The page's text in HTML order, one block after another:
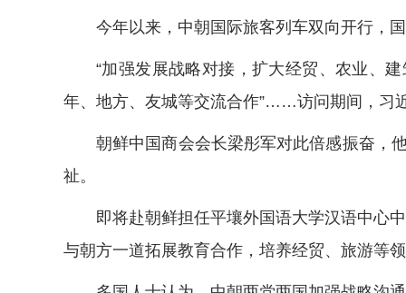
今年以来，中朝国际旅客列车双向开行，国
“加强发展战略对接，扩大经贸、农业、建
年、地方、友城等交流合作”……访问期间，习
朝鲜中国商会会长梁彤军对此倍感振奋，他
祉。
即将赴朝鲜担任平壤外国语大学汉语中心中
与朝方一道拓展教育合作，培养经贸、旅游等